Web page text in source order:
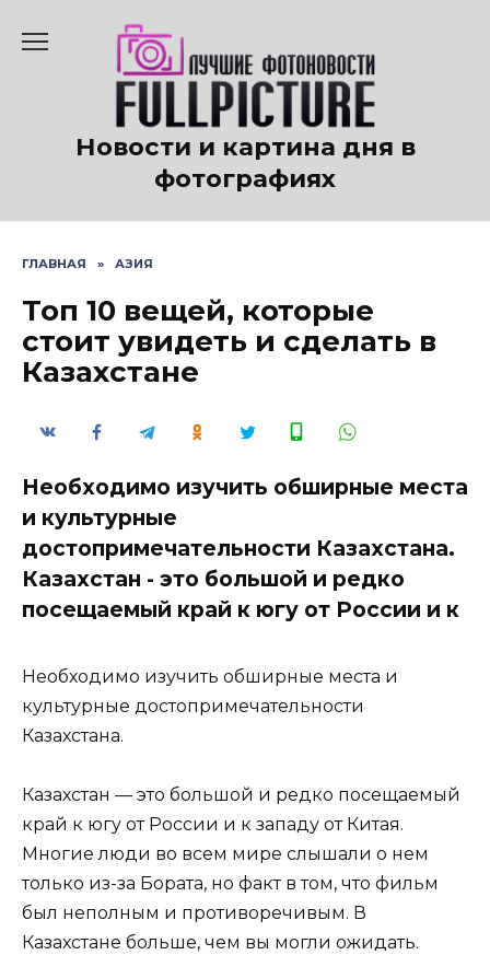
содержанию
Новости и картина дня в
фотографиях
ГЛАВНАЯ » АЗИЯ
Топ 10 вещей, которые
стоит увидеть и сделать в
Казахстане
Необходимо изучить обширные места
и культурные
достопримечательности Казахстана.
Казахстан - это большой и редко
посещаемый край к югу от России и к
Необходимо изучить обширные места и
культурные достопримечательности
Казахстана.
Казахстан — это большой и редко посещаемый
край к югу от России и к западу от Китая.
Многие люди во всем мире слышали о нем
только из-за Бората, но факт в том, что фильм
был неполным и противоречивым. В
Казахстане больше, чем вы могли ожидать.